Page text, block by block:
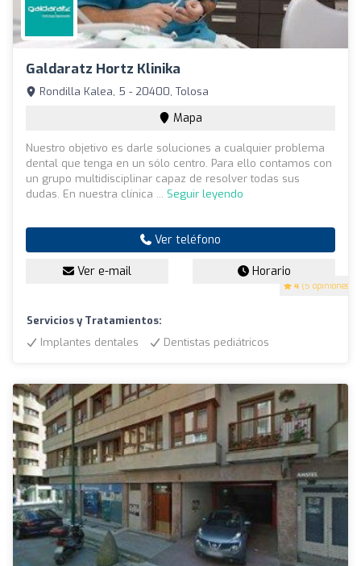
Galdaratz Hortz Klinika
4 (5 opiniones)
Rondilla Kalea, 5 - 20400, Tolosa
Mapa
Nuestro objetivo es darle soluciones a cualquier problema
dental que tenga en un sólo centro. Para ello contamos con
un grupo multidisciplinar capaz de resolver todas sus
dudas. En nuestra clínica ... Seguir leyendo
Ver teléfono
Ver e-mail Horario
Servicios y Tratamientos:
Implantes dentales
Dentistas pediátricos